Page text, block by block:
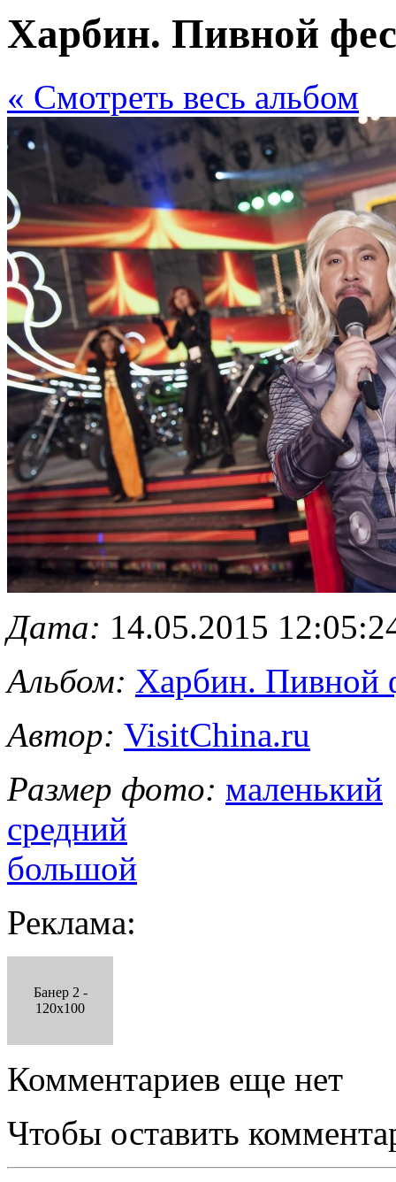
Харбин. Пивной
« Cмотреть весь альбом
Дата: 14.05.2015
Альбом: Харбин. Пивной
Автор: VisitChina.ru
Размер фото: маленький
средний
большой
Реклама:
Банер 2 -
120x100
Комментариев еще нет
Чтобы оставить